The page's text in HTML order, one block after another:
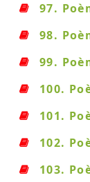
97.
98.
99.
100.
101.
102.
103.